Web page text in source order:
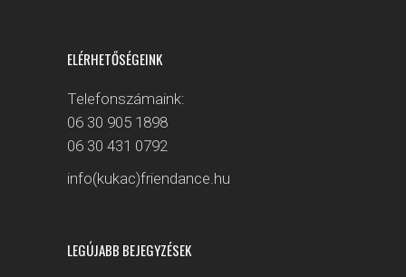
ELÉRHETŐSÉGEINK
Telefonszámaink:
06 30 905 1898
06 30 431 0792
info(kukac)friendance.hu
LEGÚJABB BEJEGYZÉSEK